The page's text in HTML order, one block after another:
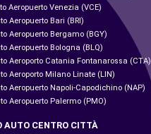
Aeropuerto Venezia (VCE)
Aeropuerto Bari (BRI)
Aeropuerto Bergamo (BGY)
Aeropuerto Bologna (BLQ)
Aeroporto Catania Fontanarossa (CTA)
Aeroporto Milano Linate (LIN)
Aeropuerto Napoli-Capodichino (NAP)
Aeropuerto Palermo (PMO)
AUTO CENTRO CITTÀ